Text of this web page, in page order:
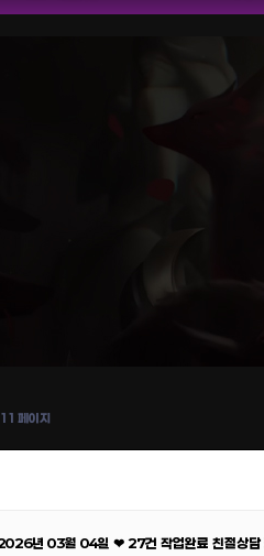
11 페이지
년 03월 04일 ❤ 27건 작업완료 친절상